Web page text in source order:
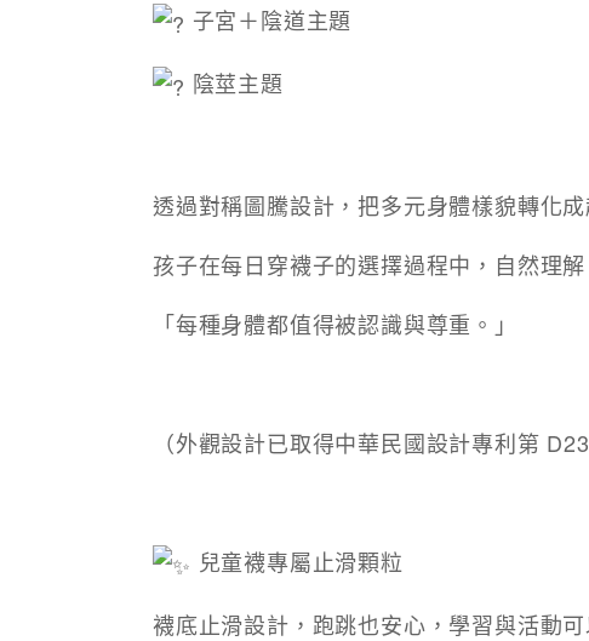
子宮＋陰道主題
陰莖主題
透過對稱圖騰設計，把多元身體樣貌轉化成
孩子在每日穿襪子的選擇過程中，自然理解
「每種身體都值得被認識與尊重。」
（外觀設計已取得中華民國設計專利第
兒童襪專屬止滑顆粒
襪底止滑設計，跑跳也安心，學習與活動可